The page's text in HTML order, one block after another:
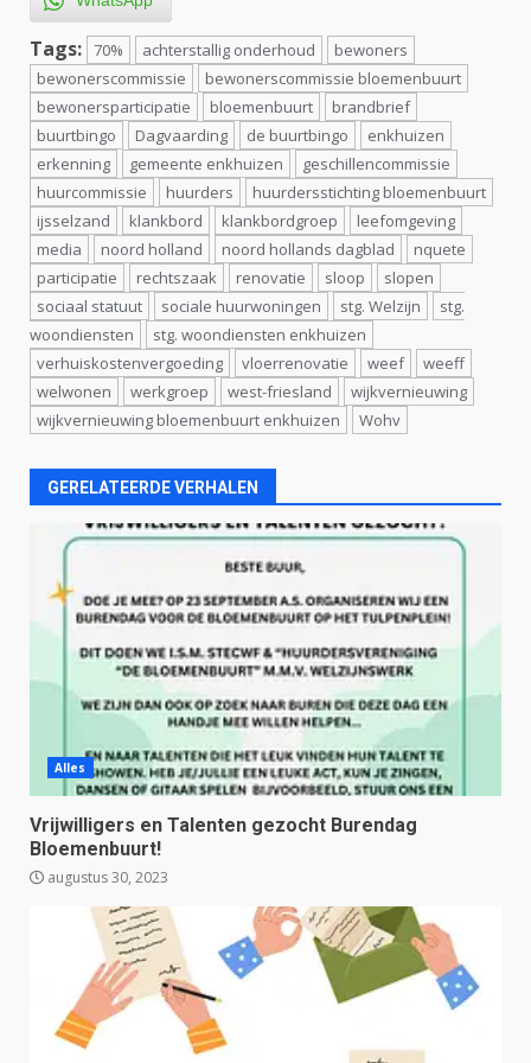
Tags: 70% achterstallig onderhoud
bewoners
bewonerscommissie
bewonerscommissie bloemenbuurt
bewonersparticipatie
bloemenbuurt
brandbrief
buurtbingo
Dagvaarding de buurtbingo
enkhuizen
erkenning
gemeente enkhuizen
geschillencommissie
huurcommissie
huurders
huurdersstichting bloemenbuurt
ijsselzand
klankbord klankbordgroep
leefomgeving
media
noord holland noord hollands dagblad
nquete
participatie
rechtszaak renovatie sloop
slopen
sociaal statuut
sociale huurwoningen stg. Welzijn
stg.
woondiensten
stg. woondiensten enkhuizen
verhuiskostenvergoeding
vloerrenovatie weef
weeff
welwonen
werkgroep west-friesland
wijkvernieuwing
wijkvernieuwing bloemenbuurt enkhuizen
Wohv
GERELATEERDE VERHALEN
Alles
Vrijwilligers en Talenten gezocht Burendag
Bloemenbuurt!
augustus 30, 2023